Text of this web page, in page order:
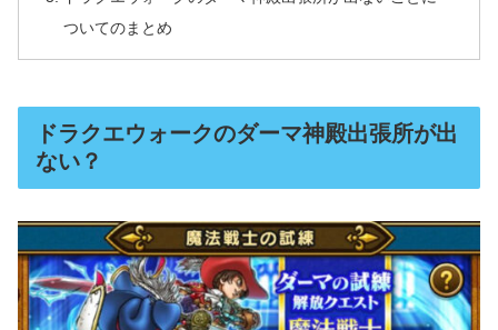
ついてのまとめ
ドラクエウォークのダーマ神殿出張所が出
ない？